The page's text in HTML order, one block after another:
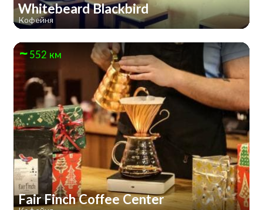
Whitebeard Blackbird
Кофейня
552 км
Fair Finch Coffee Center